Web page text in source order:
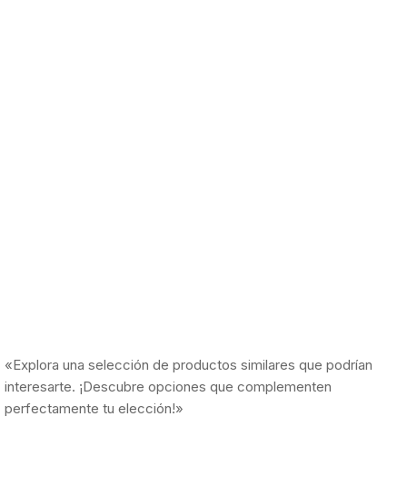
«Explora una selección de productos similares que podrían
interesarte. ¡Descubre opciones que complementen
perfectamente tu elección!»